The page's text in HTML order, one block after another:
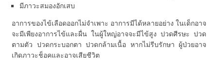
มีภาวะสมองอักเสบ
อาการของไข้เลือดออกไม่จำเพาะ อาการมีได้หลายอย่าง ในเด็กอาจ
จะมีเพียงอาการไข้และผื่น ในผู้ใหญ่อาจจะมีไข้สูง ปวดศีรษะ ปวด
ตามตัว ปวดกระบอกตา ปวดกล้ามเนื้อ หากไม่รีบรักษา ผู้ป่วยอาจ
เกิดภาวะช็อคและอาจเสียชีวิต